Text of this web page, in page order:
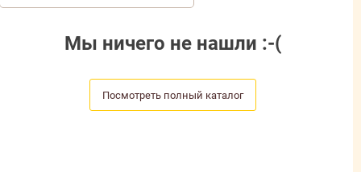
Мы ничего не нашли :-(
Посмотреть полный каталог